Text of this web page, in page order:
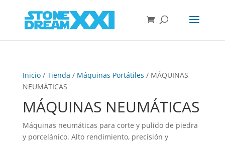
Inicio/ Tienda / Máquinas Portátiles / MÁQUINAS
NEUMÁTICAS
MÁQUINAS NEUMÁTICAS
Máquinas neumáticas para corte y pulido de piedra
y porcelánico. Alto rendimiento, precisión y